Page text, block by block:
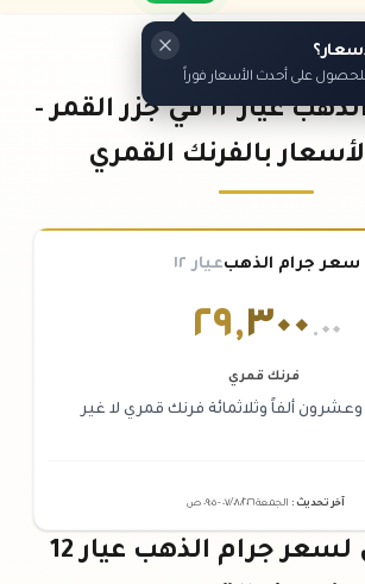
على أحدث الأسعار فوراً
سعر جرام الذهب عيار ١٢ في جزر القمر -
بالفرنك القمري
سعر جرام الذهبعيار ١٢
٢٩,٣٠٠ .٠٠
فرنك قمري
ألفاً وثلاثمائة فرنك قمري لا غير
آخر تحديث : الجمعة ٠٧ /٠٨/٢٠٢٦ - ٠٩:٠٥ ص
رسم بياني لسعر جرام الذهب عيار 12